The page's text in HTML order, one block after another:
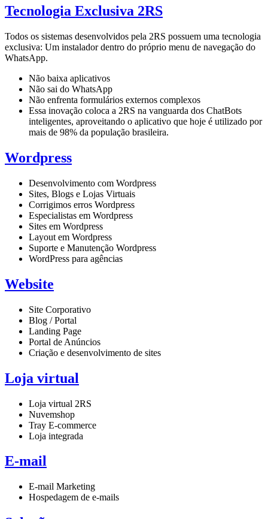
Tecnologia Exclusiva 2RS
Todos os sistemas desenvolvidos pela 2RS possuem uma tecnologia
exclusiva: Um instalador dentro do próprio menu de navegação do
WhatsApp.
Não baixa aplicativos
Não sai do WhatsApp
Não enfrenta formulários externos complexos
Essa inovação coloca a 2RS na vanguarda dos ChatBots
inteligentes, aproveitando o aplicativo que hoje é utilizado por
mais de 98% da população brasileira.
Wordpress
Desenvolvimento com Wordpress
Sites, Blogs e Lojas Virtuais
Corrigimos erros Wordpress
Especialistas em Wordpress
Sites em Wordpress
Layout em Wordpress
Suporte e Manutenção Wordpress
WordPress para agências
Website
Site Corporativo
Blog / Portal
Landing Page
Portal de Anúncios
Criação e desenvolvimento de sites
Loja virtual
Loja virtual 2RS
Nuvemshop
Tray E-commerce
Loja integrada
E-mail
E-mail Marketing
Hospedagem de e-mails